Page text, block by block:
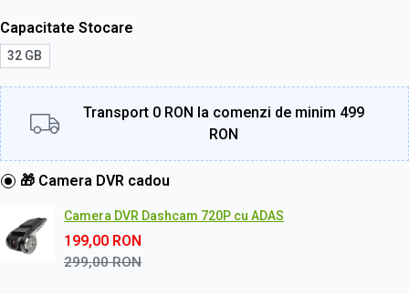
Capacitate Stocare
32 GB
Transport 0 RON la comenzi de minim 499
RON
🎁 Camera DVR cadou
Camera DVR Dashcam 720P cu ADAS
199,00 RON
299,00RON